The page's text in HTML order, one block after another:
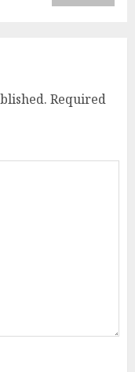
Required